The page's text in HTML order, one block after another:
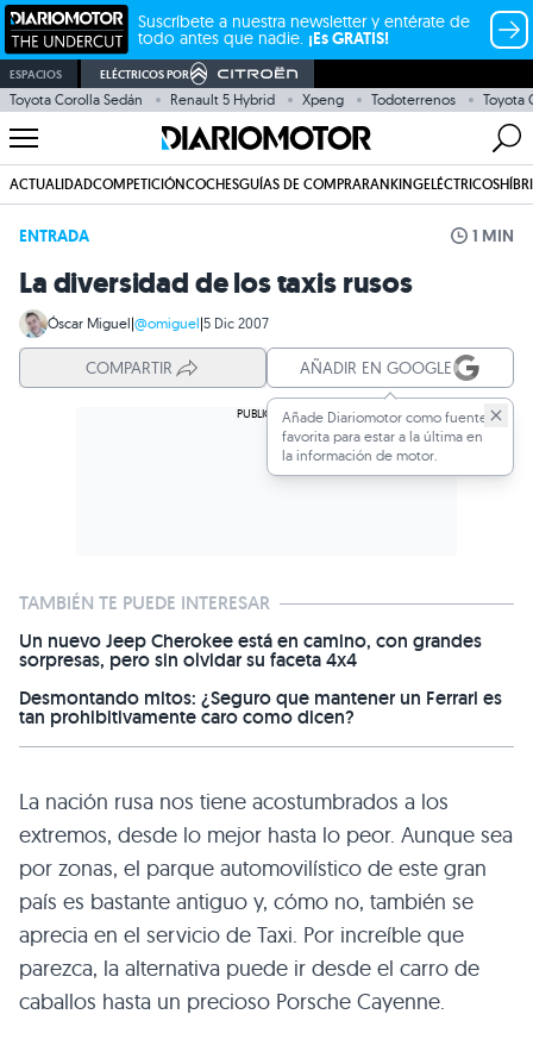
Suscríbete a nuestra newsletter y entérate de
todo antes que nadie. ¡Es GRATIS!
ESPACIOS ELÉCTRICOS POR
Toyota Corolla Sedán Renault 5 Hybrid Xpeng Todoterrenos Toyota
ACTUALIDADCOMPETICIÓNCOCHESGUÍAS DE COMPRARANKINGELÉCTRICOS
ENTRADA 1 MIN
La diversidad de los taxis rusos
Óscar Miguel|@omiguel|5 Dic 2007
COMPARTIR AÑADIR EN GOOGLE
Añade Diariomotor como fuente
favorita para estar a la última en
la información de motor.
TAMBIÉN TE PUEDE INTERESAR
Un nuevo Jeep Cherokee está en camino, con grandes
sorpresas, pero sin olvidar su faceta 4x4
Desmontando mitos: ¿Seguro que mantener un Ferrari es
tan prohibitivamente caro como dicen?
La nación rusa nos tiene acostumbrados a los
extremos, desde lo mejor hasta lo peor. Aunque sea
por zonas, el parque automovilístico de este gran
país es bastante antiguo y, cómo no, también se
aprecia en el servicio de Taxi. Por increíble que
parezca, la alternativa puede ir desde el carro de
caballos hasta un precioso Porsche Cayenne.